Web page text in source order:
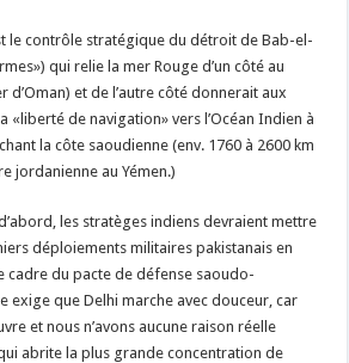
le contrôle stratégique du détroit de Bab-el-
qui relie la mer Rouge d’un côté au
d’Oman) et de l’autre côté donnerait aux
«liberté de navigation» vers l’Océan Indien à
la côte saoudienne (env. 1760 à 2600 km
jordanienne au Yémen.)
les stratèges indiens devraient mettre
déploiements militaires pakistanais en
cadre du pacte de défense saoudo-
exige que Delhi marche avec douceur, car
et nous n’avons aucune raison réelle
abrite la plus grande concentration de